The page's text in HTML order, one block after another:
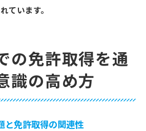
ています。
の免許取得を通
識の高め方
と免許取得の関連性